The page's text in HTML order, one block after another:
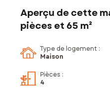
Aperçu de cette
pièces et 65 m²
Type de logement :
Maison
Pièces :
4